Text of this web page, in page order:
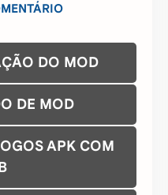
DO MOD
DE MOD
APK COM